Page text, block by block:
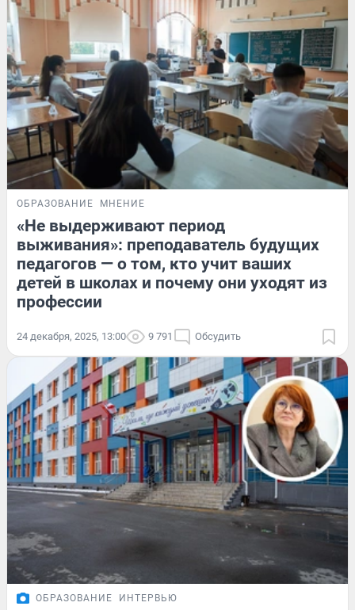
ОБРАЗОВАНИЕ МНЕНИЕ
«Не выдерживают период
выживания»: преподаватель будущих
педагогов — о том, кто учит ваших
детей в школах и почему они уходят из
профессии
24 декабря, 2025, 13:00 9 791 Обсудить
ОБРАЗОВАНИЕ ИНТЕРВЬЮ